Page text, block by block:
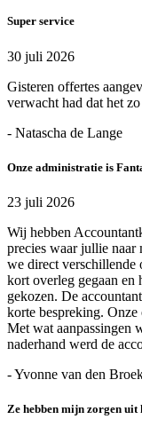
Super service
30 juli 2026
Gisteren offertes
verwacht had dat het
- Natascha de Lange
Onze administratie is
23 juli 2026
Wij hebben
precies waar jullie naar
we direct verschillende
kort overleg gegaan en
gekozen. De
korte bespreking. Onze
Met wat aanpassingen
naderhand werd de
- Yvonne van den
Ze hebben mijn zorgen uit